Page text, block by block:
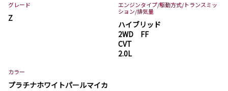
グレード
Z
エンジンタイプ/駆動方式/トランスミッ
ション/排気量
ハイブリッド
2WD FF
CVT
2.0L
カラー
プラチナホワイトパールマイカ